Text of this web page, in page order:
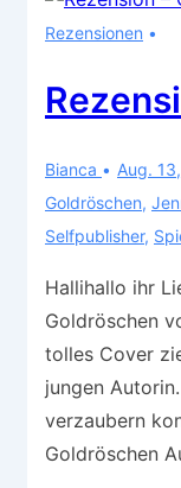
Rezensionen
Bianca Aug.
Goldröschen,
Selfpublisher,
Hallihallo ihr
Goldröschen
tolles Cover
jungen
verzaubern
Goldröschen